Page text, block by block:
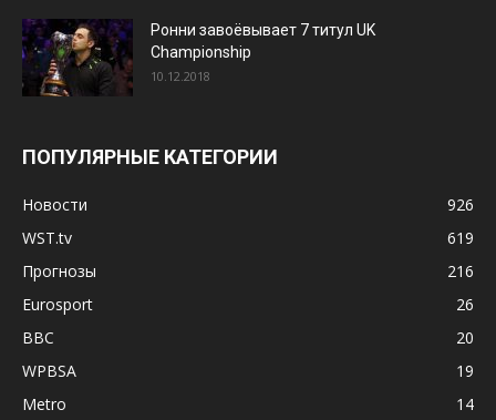
Ронни завоёвывает 7 титул UK
Championship
10.12.2018
ПОПУЛЯРНЫЕ КАТЕГОРИИ
Новости
926
WST.tv
619
Прогнозы
216
Eurosport
26
BBC
20
WPBSA
19
Metro
14